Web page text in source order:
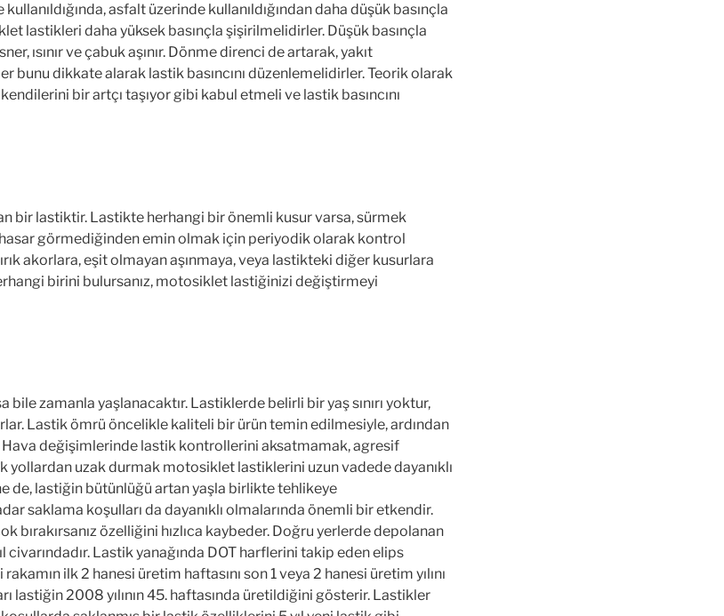
asfalt üzerinde kullanıldığından daha düşük basınçla
lastikleri daha yüksek basınçla şişirilmelidirler. Düşük basınçla
ısınır ve çabuk aşınır. Dönme direnci de artarak, yakıt
bunu dikkate alarak lastik basıncını düzenlemelidirler. Teorik olarak
bir artçı taşıyor gibi kabul etmeli ve lastik basıncını
bir lastiktir. Lastikte herhangi bir önemli kusur varsa, sürmek
görmediğinden emin olmak için periyodik olarak kontrol
akorlara, eşit olmayan aşınmaya, veya lastikteki diğer kusurlara
birini bulursanız, motosiklet lastiğinizi değiştirmeyi
bile zamanla yaşlanacaktır. Lastiklerde belirli bir yaş sınırı yoktur,
Lastik ömrü öncelikle kaliteli bir ürün temin edilmesiyle, ardından
Hava değişimlerinde lastik kontrollerini aksatmamak, agresif
yollardan uzak durmak motosiklet lastiklerini uzun vadede dayanıklı
de, lastiğin bütünlüğü artan yaşla birlikte tehlikeye
saklama koşulları da dayanıklı olmalarında önemli bir etkendir.
bırakırsanız özelliğini hızlıca kaybeder. Doğru yerlerde depolanan
Lastik yanağında DOT harflerini takip eden elips
ilk 2 hanesi üretim haftasını son 1 veya 2 hanesi üretim yılını
lastiğin 2008 yılının 45. haftasında üretildiğini gösterir. Lastikler